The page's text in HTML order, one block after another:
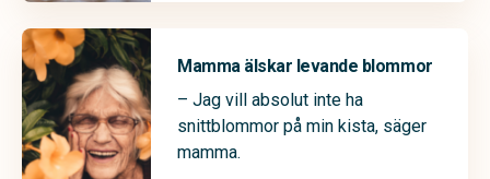
Mamma älskar levande blommor
– Jag vill absolut inte ha
snittblommor på min kista, säger
mamma.